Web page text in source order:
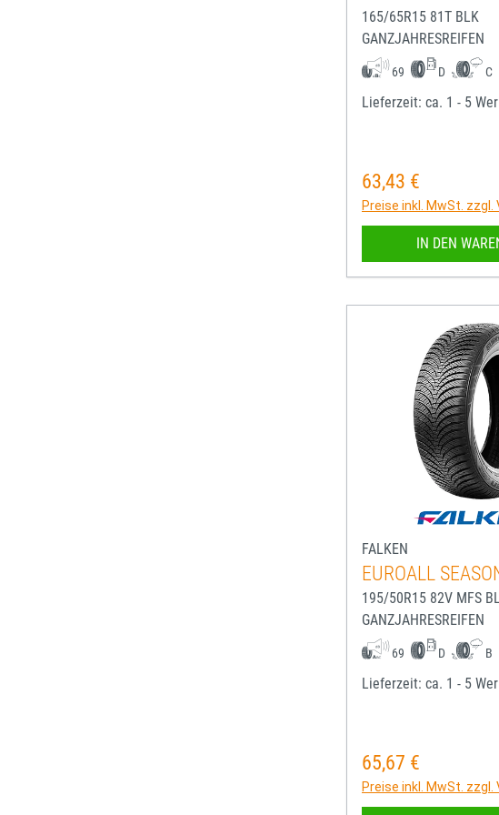
165/65R15 81T BLK
GANZJAHRESREIFEN
69 D C
Lieferzeit: ca. 1 - 5
Regulärer Preis:
63,43 €
Preise inkl. MwSt.
IN DEN
FALKEN
EUROALL
195/50R15 82V MFS
GANZJAHRESREIFEN
69 D B
Lieferzeit: ca. 1 - 5
Regulärer Preis:
65,67 €
Preise inkl. MwSt.